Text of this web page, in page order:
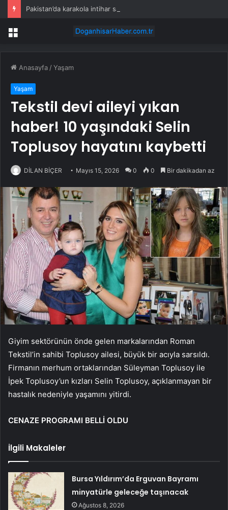
Pakistan’da karakola intihar saldırısı; 7 ölü, 15 yaralı
Menü
Anasayfa /Yaşam
Yaşam
Tekstil devi aileyi yıkan
haber! 10 yaşındaki Selin
Toplusoy hayatını kaybetti
DİLAN BİÇER Mayıs 15, 2026 0 0 Bir dakikadan az
Giyim sektörünün önde gelen markalarından Roman
Tekstil’in sahibi Toplusoy ailesi, büyük bir acıyla sarsıldı.
Firmanın merhum ortaklarından Süleyman Toplusoy ile
İpek Toplusoy’un kızları Selin Toplusoy, açıklanmayan bir
hastalık nedeniyle yaşamını yitirdi.
CENAZE PROGRAMI BELLİ OLDU
İlgili Makaleler
Bursa Yıldırım’da Erguvan Bayramı
minyatürle geleceğe taşınacak
Ağustos 8, 2026